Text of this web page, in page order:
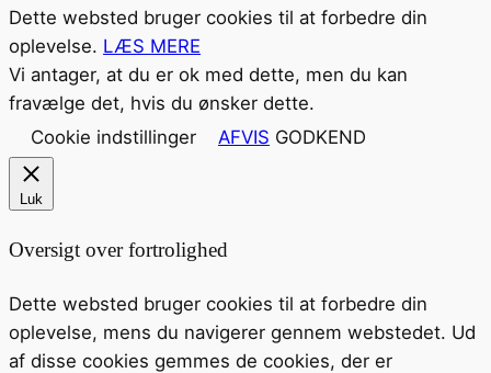
Dette websted bruger cookies til at forbedre din
oplevelse. LÆS MERE
Vi antager, at du er ok med dette, men du kan
fravælge det, hvis du ønsker dette.
Cookie indstillinger
AFVIS GODKEND
Luk
Oversigt over fortrolighed
Dette websted bruger cookies til at forbedre din
oplevelse, mens du navigerer gennem webstedet. Ud
af disse cookies gemmes de cookies, der er